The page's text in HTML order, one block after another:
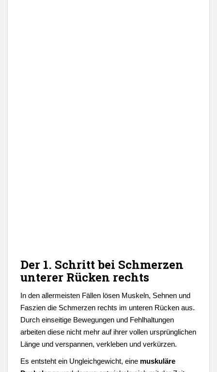
Der 1. Schritt bei Schmerzen
unterer Rücken rechts
In den allermeisten Fällen lösen Muskeln, Sehnen und
Faszien die Schmerzen rechts im unteren Rücken aus.
Durch einseitige Bewegungen und Fehlhaltungen
arbeiten diese nicht mehr auf ihrer vollen ursprünglichen
Länge und verspannen, verkleben und verkürzen.
Es entsteht ein Ungleichgewicht, eine muskuläre